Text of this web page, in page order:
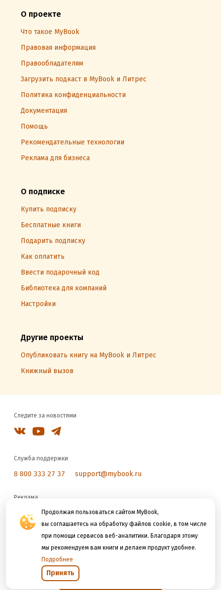
Продолжая пользоваться сайтом MyBook,
вы соглашаетесь на обработку файлов cookie, в том числе
при помощи сервисов веб-аналитики. Благодаря этому
мы рекомендуем вам книги и делаем продукт удобнее.
Подробнее
Принять
О проекте
Что такое MyBook
Правовая информация
Правообладателям
Загрузить подкаст в MyBook и Литрес
Политика конфиденциальности
Документация
Помощь
Рекомендательные технологии
Реклама для бизнеса
О подписке
Купить подписку
Бесплатные книги
Подарить подписку
Как оплатить
Ввести подарочный код
Библиотека для компаний
Настройки
Другие проекты
Опубликовать книгу на MyBook и Литрес
Книжный вызов
Следите за новостями
Служба поддержки
8 800 333 27 37 support@mybook.ru
Реклама
reklama@litres.ru
Мы принимаем к оплате
Открыть в приложении